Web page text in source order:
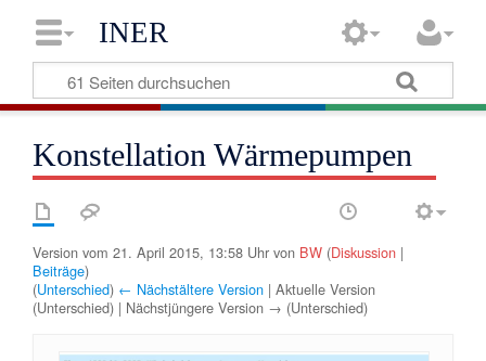
INER
Konstellation Wärmepumpen
Version vom 21. April 2015, 13:58 Uhr von BW (Diskussion |
Beiträge)
(Unterschied) ← Nächstältere Version | Aktuelle Version
(Unterschied) | Nächstjüngere Version → (Unterschied)